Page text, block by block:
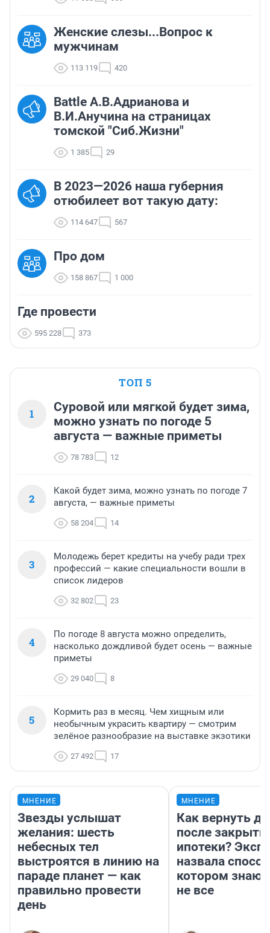
Женские слезы...Вопрос к
мужчинам
113 119 420
Battle А.В.Адрианова и
В.И.Анучина на страницах
томской "Сиб.Жизни"
1 385 29
В 2023—2026 наша губерния
отюбилеет вот такую дату:
114 647 567
Про дом
158 867 1 000
Где провести
595 228 373
ТОП 5
1
Суровой или мягкой будет зима,
можно узнать по погоде 5
августа — важные приметы
78 783 12
2
Какой будет зима, можно узнать по погоде 7
августа, — важные приметы
58 204 14
3
Молодежь берет кредиты на учебу ради трех
профессий — какие специальности вошли в
список лидеров
32 802 23
4
По погоде 8 августа можно определить,
насколько дождливой будет осень — важные
приметы
29 040 8
5
Кормить раз в месяц. Чем хищным или
необычным украсить квартиру — смотрим
зелёное разнообразие на выставке экзотики
27 492 17
МНЕНИЕ
Звезды услышат
желания: шесть
небесных тел
выстроятся в линию на
параде планет — как
правильно провести
день
МНЕНИЕ
Как вернуть
после
ипотеки?
назвала
котором
не все